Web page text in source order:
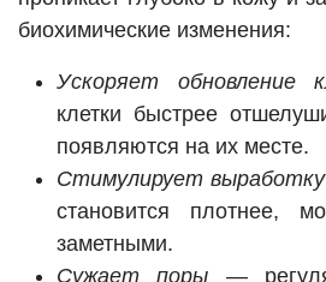
биохимические изменения:
Ускоряет обновление
клетки быстрее
появляются на их месте.
Стимулирует выработку
становится плотнее,
заметными.
Сужает поры —